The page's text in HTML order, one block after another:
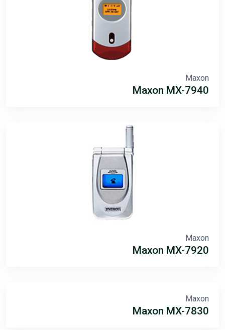
Maxon
Maxon MX-7940
Maxon
Maxon MX-7920
Maxon
Maxon MX-7830